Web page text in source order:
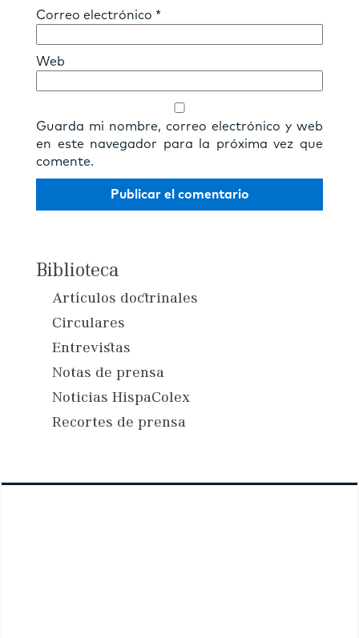
Correo electrónico *
Web
Guarda mi nombre, correo electrónico y web
en este navegador para la próxima vez que
comente.
Biblioteca
Artículos doctrinales
Circulares
Entrevistas
Notas de prensa
Noticias HispaColex
Recortes de prensa